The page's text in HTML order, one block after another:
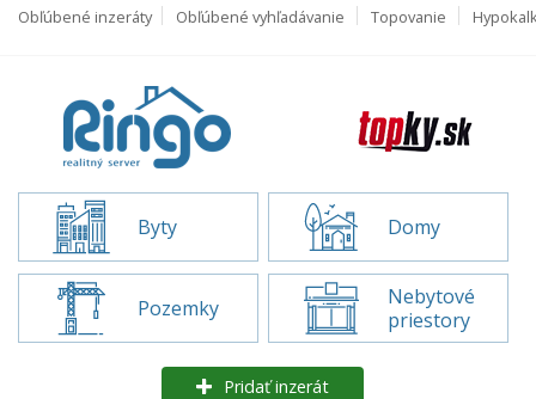
Obľúbené inzeráty Obľúbené vyhľadávanie Topovanie
Byty Domy
Pozemky
Nebytové
priestory
Pridať inzerát